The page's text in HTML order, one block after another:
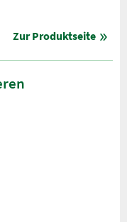
Zur Produktseite